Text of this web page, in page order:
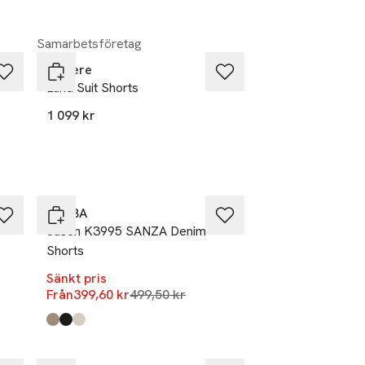
Samarbetsföretag
Ciszere
Land Suit Shorts
1 099 kr
GABBA
Jason K3995 SANZA Denim
Shorts
Sänkt pris
Från399,60 krLägsta pris 30 dagar
499,50 kr
Produkten finns i färgerna:
Coriander
Black,
Birch,